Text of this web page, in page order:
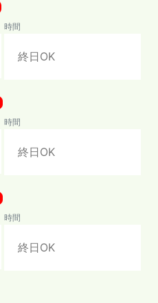
時間
時間
時間